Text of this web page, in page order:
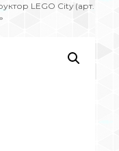
LEGO City (арт.